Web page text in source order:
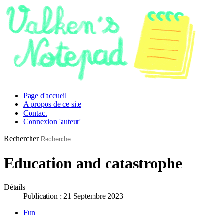
Page d'accueil
A propos de ce site
Contact
Connexion 'auteur'
Rechercher
Education and catastrophe
Détails
Publication : 21 Septembre 2023
Fun